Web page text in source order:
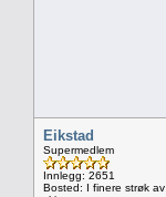
Eikstad
Supermedlem
Innlegg: 2651
Bosted: I finere strøk av